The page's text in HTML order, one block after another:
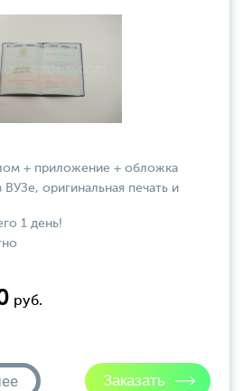
+ приложение + обложка
ВУЗе, оригинальная печать и
1 день!
руб.